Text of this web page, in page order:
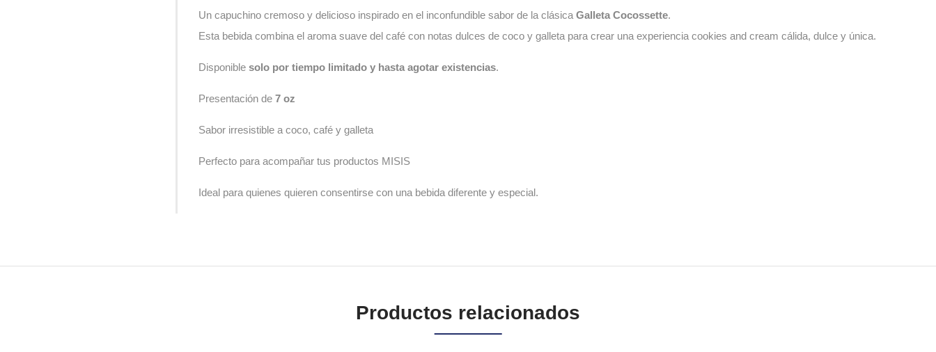
Un capuchino cremoso y delicioso inspirado en el inconfundible sabor de la clásica Galleta Cocossette.
Esta bebida combina el aroma suave del café con notas dulces de coco y galleta para crear una experiencia cookies and cream cálida, dulce y única.
Disponible solo por tiempo limitado y hasta agotar existencias.
Presentación de 7 oz
Sabor irresistible a coco, café y galleta
Perfecto para acompañar tus productos MISIS
Ideal para quienes quieren consentirse con una bebida diferente y especial.
Productos relacionados